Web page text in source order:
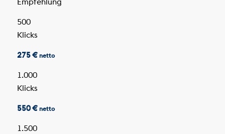
500
Klicks
275 € netto
1.000
Klicks
550 € netto
1.500